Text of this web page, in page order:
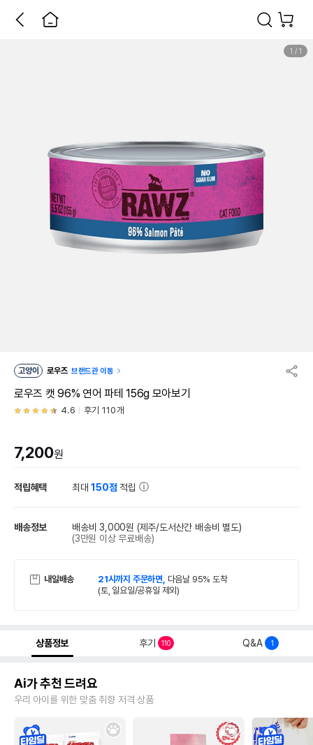
1 / 1
고양이 로우즈 브랜드관 이동
로우즈 캣 96% 연어 파테 156g 모아보기
4.6 후기 110개
7,200원
적립혜택 최대150점 적립
배송정보 배송비 3,000원 (제주/도서산간 배송비 별도)
(3만원 이상 무료배송)
내일배송 21시까지 주문하면, 다음날 95% 도착
(토, 일요일/공휴일 제외)
상품정보 후기 110 Q&A 1
Ai가 추천 드려요
우리 아이를 위한 맞춤 취향 저격 상품